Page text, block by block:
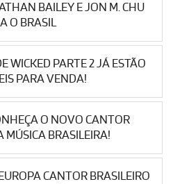
BAILEY E JON M. CHU
O BRASIL
WICKED PARTE 2 JÁ ESTÃO
PARA VENDA!
O NOVO CANTOR
MÚSICA BRASILEIRA!
CANTOR BRASILEIRO